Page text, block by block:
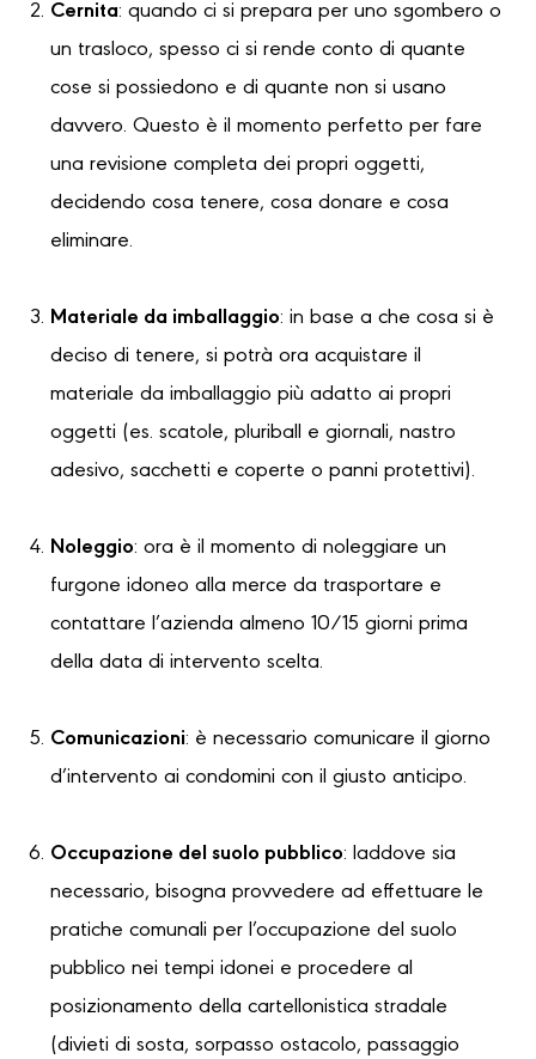
Cernita: quando ci si prepara per uno sgombero o
un trasloco, spesso ci si rende conto di quante
cose si possiedono e di quante non si usano
davvero. Questo è il momento perfetto per fare
una revisione completa dei propri oggetti,
decidendo cosa tenere, cosa donare e cosa
eliminare.
Materiale da imballaggio: in base a che cosa si è
deciso di tenere, si potrà ora acquistare il
materiale da imballaggio più adatto ai propri
oggetti (es. scatole, pluriball e giornali, nastro
adesivo, sacchetti e coperte o panni protettivi).
Noleggio: ora è il momento di noleggiare un
furgone idoneo alla merce da trasportare e
contattare l’azienda almeno 10/15 giorni prima
della data di intervento scelta.
Comunicazioni: è necessario comunicare il giorno
d’intervento ai condomini con il giusto anticipo.
Occupazione del suolo pubblico: laddove sia
necessario, bisogna provvedere ad effettuare le
pratiche comunali per l’occupazione del suolo
pubblico nei tempi idonei e procedere al
posizionamento della cartellonistica stradale
(divieti di sosta, sorpasso ostacolo, passaggio